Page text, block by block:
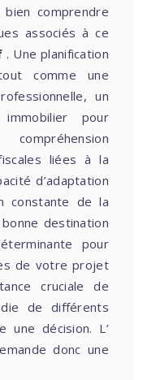
comprendre
associés à ce
. Une planification
comme une
un
pour
liées à la
d’adaptation
constante de la
destination
pour
de votre projet
cruciale de
de différents
une décision. L’
donc une